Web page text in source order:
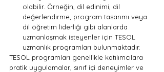
olabilir. Örneğin, dil edinimi, dil
değerlendirme, program tasarımı veya
dil öğretim liderliği gibi alanlarda
uzmanlaşmak isteyenler için TESOL
uzmanlık programları bulunmaktadır.
TESOL programları genellikle katılımcılara
pratik uygulamalar, sınıf içi deneyimler ve